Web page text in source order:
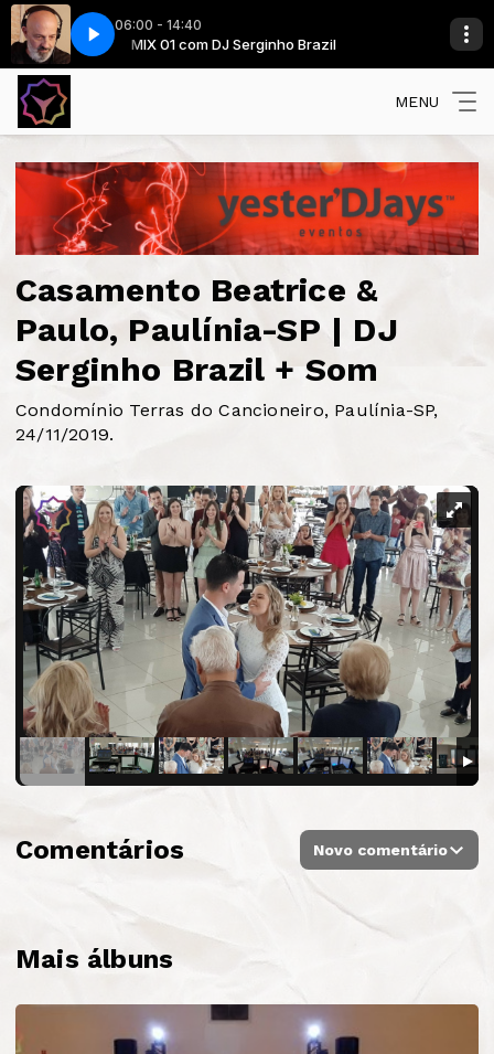
06:00 - 14:40
MIX 01 com DJ Serginho Brazil
(Remix 2005)Patrick Hernandez - Born To Be Alive (Remix 2005)
MENU
Casamento Beatrice &
Paulo, Paulínia-SP | DJ
Serginho Brazil + Som
Condomínio Terras do Cancioneiro, Paulínia-SP,
24/11/2019.
Mais álbuns
Comentários Novo comentário